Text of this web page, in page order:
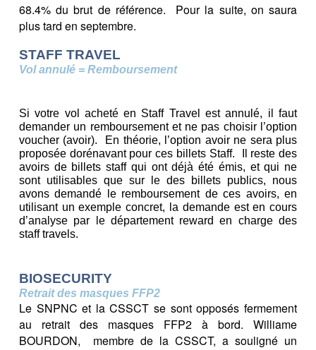
68.4% du brut de référence. Pour la suite, on saura
plus tard en septembre.
STAFF TRAVEL
Vol annulé = Remboursement
Si votre vol acheté en Staff Travel est annulé, il faut
demander un remboursement et ne pas choisir l’option
voucher (avoir). En théorie, l’option avoir ne sera plus
proposée dorénavant pour ces billets Staff. Il reste des
avoirs de billets staff qui ont déjà été émis, et qui ne
sont utilisables que sur le des billets publics, nous
avons demandé le remboursement de ces avoirs, en
utilisant un exemple concret, la demande est en cours
d’analyse par le département reward en charge des
staff travels.
BIOSECURITY
Retrait des masques FFP2
Le SNPNC et la CSSCT se sont opposés fermement
au retrait des masques FFP2 à bord. Williame
BOURDON, membre de la CSSCT, a souligné un